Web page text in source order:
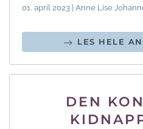
01. april 2023 | Anne Lise
LES HELE
DEN